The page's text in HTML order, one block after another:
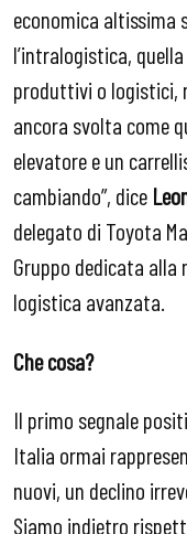
economica altissima
l’intralogistica,
produttivi o logistici,
ancora svolta come
elevatore e un
cambiando”, dice
delegato di Toyota
Gruppo dedicata alla
logistica avanzata.
Che cosa?
Il primo segnale
Italia ormai
nuovi, un declino
Siamo indietro